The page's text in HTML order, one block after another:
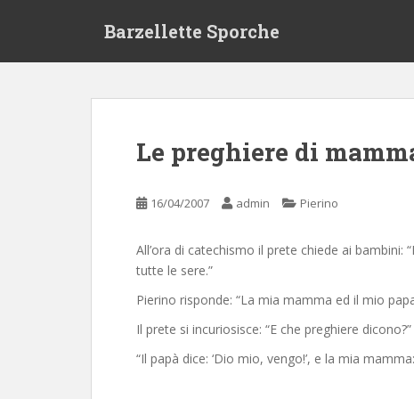
Barzellette Sporche
Le preghiere di
16/04/2007 admin Pierino
All’ora di catechismo il prete chiede ai bambini:
tutte le sere.”
Pierino risponde: “La mia mamma ed il mio
Il prete si incuriosisce: “E che preghiere dicono?”
“Il papà dice: ‘Dio mio, vengo!’, e la mia